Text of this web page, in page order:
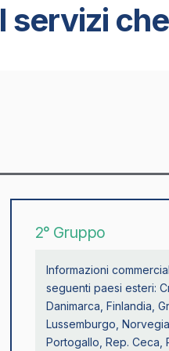
I servizi
2° Gruppo
Informazioni
seguenti paesi esteri:
Danimarca, Finlandia,
Lussemburgo,
Portogallo, Rep. Ceca,